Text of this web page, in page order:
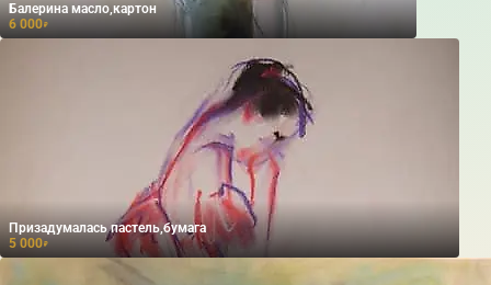
Балерина масло,картон
6 000₽
Призадумалась пастель,бумага
5 000₽